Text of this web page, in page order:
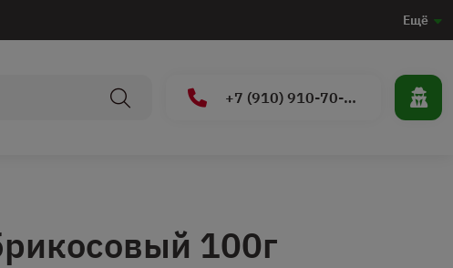
Ещё
+7 (910) 910-70-15
100г